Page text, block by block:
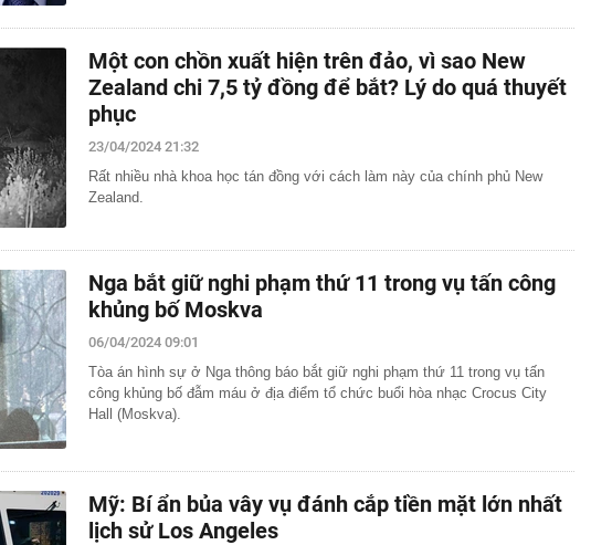
Một con chồn xuất hiện trên đảo, vì sao New
Zealand chi 7,5 tỷ đồng để bắt? Lý do quá thuyết
phục
23/04/2024 21:32
Rất nhiều nhà khoa học tán đồng với cách làm này của chính phủ New
Zealand.
Nga bắt giữ nghi phạm thứ 11 trong vụ tấn công
khủng bố Moskva
06/04/2024 09:01
Tòa án hình sự ở Nga thông báo bắt giữ nghi phạm thứ 11 trong vụ tấn
công khủng bố đẫm máu ở địa điểm tổ chức buổi hòa nhạc Crocus City
Hall (Moskva).
Mỹ: Bí ẩn bủa vây vụ đánh cắp tiền mặt lớn nhất
lịch sử Los Angeles